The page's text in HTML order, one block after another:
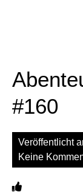
#160
Veröffentlicht
Keine